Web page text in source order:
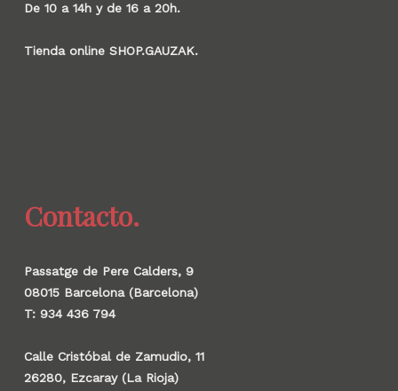
De 10 a 14h y de 16 a 20h.
Tienda online SHOP.GAUZAK.
Contacto.
Passatge de Pere Calders, 9
08015 Barcelona (Barcelona)
T: 934 436 794
Calle Cristóbal de Zamudio, 11
26280, Ezcaray (La Rioja)